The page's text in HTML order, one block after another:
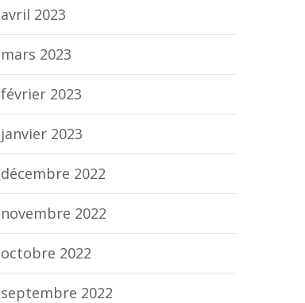
avril 2023
mars 2023
février 2023
janvier 2023
décembre 2022
novembre 2022
octobre 2022
septembre 2022